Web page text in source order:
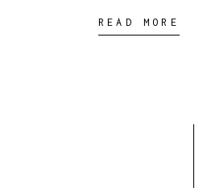
READ MORE